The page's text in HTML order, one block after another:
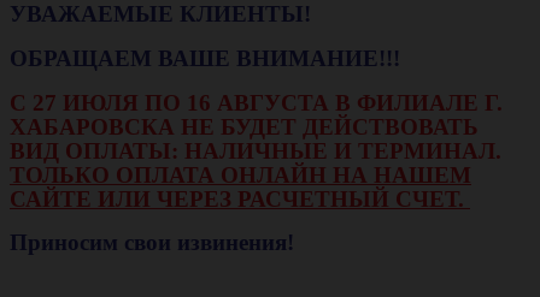
УВАЖАЕМЫЕ КЛИЕНТЫ!
ОБРАЩАЕМ ВАШЕ ВНИМАНИЕ!!!
С 27 ИЮЛЯ ПО 16 АВГУСТА В ФИЛИАЛЕ Г.
ХАБАРОВСКА НЕ БУДЕТ ДЕЙСТВОВАТЬ
ВИД ОПЛАТЫ: НАЛИЧНЫЕ И ТЕРМИНАЛ.
ТОЛЬКО ОПЛАТА ОНЛАЙН НА НАШЕМ
САЙТЕ ИЛИ ЧЕРЕЗ РАСЧЕТНЫЙ СЧЕТ.
Приносим свои извинения!